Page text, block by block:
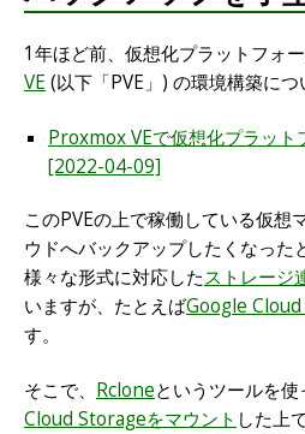
1年ほど前、仮想化プラットフォ
VE (以下「PVE」) の環境構築につ
Proxmox VEで仮想化プラット
[2022-04-09]
このPVEの上で稼働している仮想
ウドへバックアップしたくなった
様々な形式に対応したストレージ
いますが、たとえばGoogle
す。
そこで、 Rcloneというツールを
Cloud Storageをマウント した上